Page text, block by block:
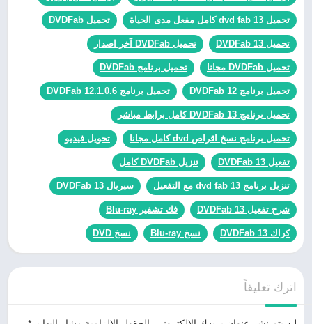
تحميل dvd fab 13 كامل مفعل مدى الحياة تحميل DVDFab
تحميل DVDFab 13 تحميل DVDFab آخر اصدار
تحميل DVDFab مجانا تحميل برنامج DVDFab
تحميل برنامج DVDFab 12 تحميل برنامج DVDFab 12.1.0.6
تحميل برنامج DVDFab 13 كامل برابط مباشر
تحميل برنامج نسخ اقراص dvd كامل مجانا تحويل فيديو
تفعيل DVDFab 13 تنزيل DVDFab كامل
تنزيل برنامج dvd fab 13 مع التفعيل سيريال DVDFab 13
شرح تفعيل DVDFab 13 فك تشفير Blu-ray
كراك DVDFab 13 نسخ Blu-ray نسخ DVD
اترك تعليقاً